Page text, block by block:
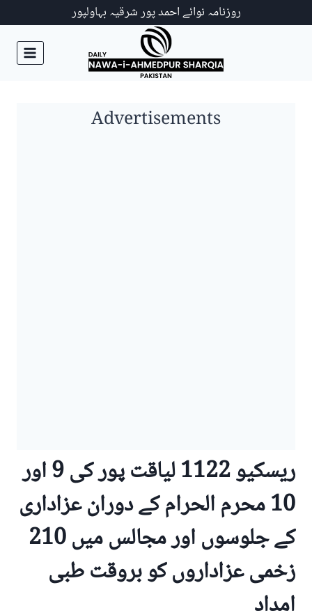
روزنامہ نوائے احمد پور شرقیہ بہاولپور
Advertisements
ریسکیو 1122 لیاقت پور کی 9 اور
10 محرم الحرام کے دوران عزاداری
کے جلوسوں اور مجالس میں 210
زخمی عزاداروں کو بروقت طبی
امداد